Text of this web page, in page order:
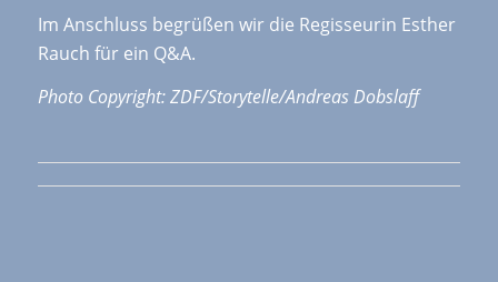
Im Anschluss begrüßen wir die Regisseurin Esther
Rauch für ein Q&A.
Photo Copyright: ZDF/Storytelle/Andreas Dobslaff